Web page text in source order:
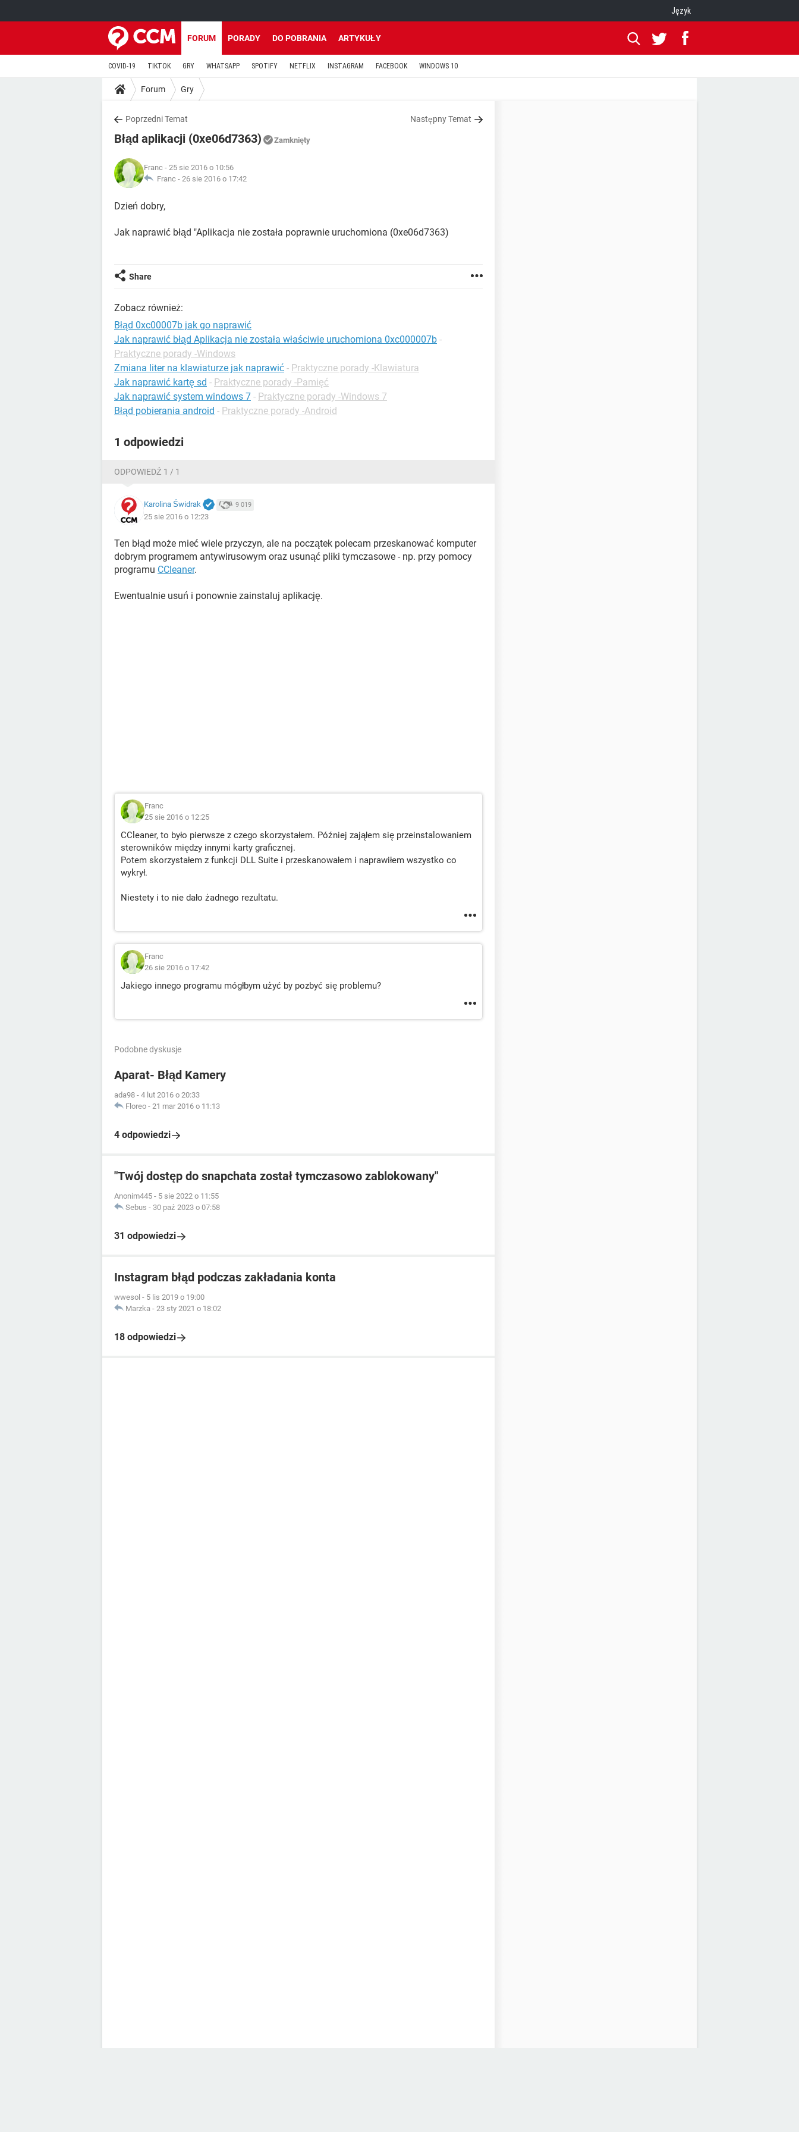
Język
FORUM PORADY DO POBRANIA ARTYKUŁY
COVID-19 TIKTOK GRY WHATSAPP SPOTIFY NETFLIX INSTAGRAM FACEBOOK WINDOWS 10
Forum Gry
Poprzedni Temat Następny Temat
Błąd aplikacji (0xe06d7363) Zamknięty
Franc - 25 sie 2016 o 10:56
Franc - 26 sie 2016 o 17:42
Dzień dobry,
Jak naprawić błąd "Aplikacja nie została poprawnie uruchomiona (0xe06d7363)
Share
Zobacz również:
Błąd 0xc00007b jak go naprawić
Jak naprawić błąd Aplikacja nie została właściwie uruchomiona 0xc000007b -
Praktyczne porady -Windows
Zmiana liter na klawiaturze jak naprawić - Praktyczne porady -Klawiatura
Jak naprawić kartę sd - Praktyczne porady -Pamięć
Jak naprawić system windows 7 - Praktyczne porady -Windows 7
Błąd pobierania android - Praktyczne porady -Android
1 odpowiedzi
ODPOWIEDŹ 1 / 1
Karolina Świdrak 9 019
25 sie 2016 o 12:23
Ten błąd może mieć wiele przyczyn, ale na początek polecam przeskanować komputer
dobrym programem antywirusowym oraz usunąć pliki tymczasowe - np. przy pomocy
programu CCleaner.
Ewentualnie usuń i ponownie zainstaluj aplikację.
Franc
25 sie 2016 o 12:25
CCleaner, to było pierwsze z czego skorzystałem. Później zająłem się przeinstalowaniem
sterowników między innymi karty graficznej.
Potem skorzystałem z funkcji DLL Suite i przeskanowałem i naprawiłem wszystko co
wykrył.
Niestety i to nie dało żadnego rezultatu.
Franc
26 sie 2016 o 17:42
Jakiego innego programu mógłbym użyć by pozbyć się problemu?
Podobne dyskusje
Aparat- Błąd Kamery
ada98 - 4 lut 2016 o 20:33
Floreo - 21 mar 2016 o 11:13
4 odpowiedzi
"Twój dostęp do snapchata został tymczasowo zablokowany"
Anonim445 - 5 sie 2022 o 11:55
Sebus - 30 paź 2023 o 07:58
31 odpowiedzi
Instagram błąd podczas zakładania konta
wwesol - 5 lis 2019 o 19:00
Marzka - 23 sty 2021 o 18:02
18 odpowiedzi